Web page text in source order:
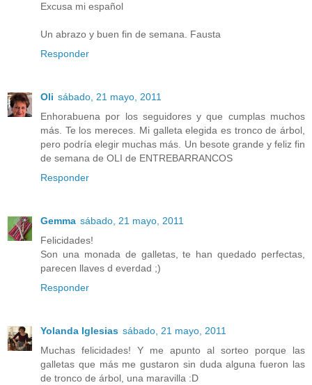
Excusa mi español
Un abrazo y buen fin de semana. Fausta
Responder
Oli sábado, 21 mayo, 2011
Enhorabuena por los seguidores y que cumplas muchos
más. Te los mereces. Mi galleta elegida es tronco de árbol,
pero podría elegir muchas más. Un besote grande y feliz fin
de semana de OLI de ENTREBARRANCOS
Responder
Gemma sábado, 21 mayo, 2011
Felicidades!
Son una monada de galletas, te han quedado perfectas,
parecen llaves d everdad ;)
Responder
Yolanda Iglesias sábado, 21 mayo, 2011
Muchas felicidades! Y me apunto al sorteo porque las
galletas que más me gustaron sin duda alguna fueron las
de tronco de árbol, una maravilla :D